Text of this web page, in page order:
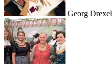
Georg Drexel